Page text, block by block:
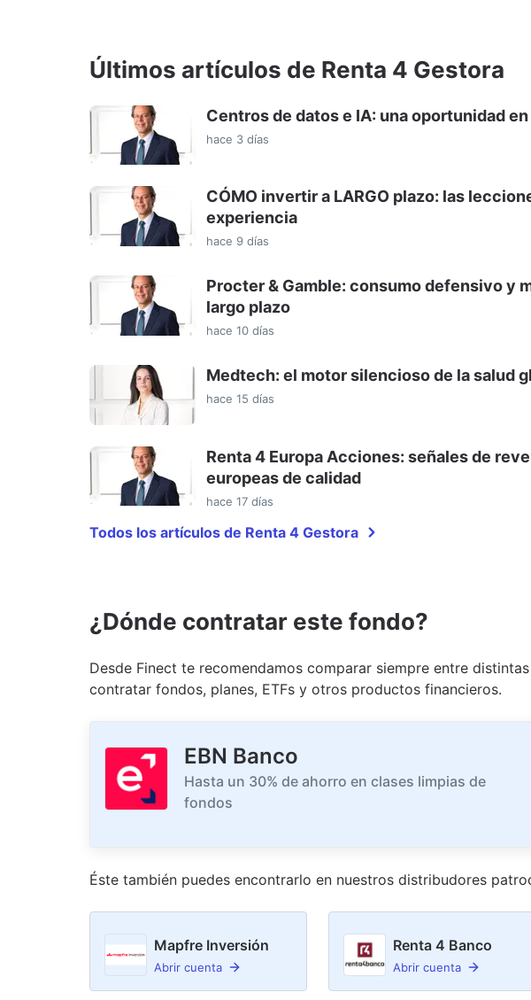
Últimos artículos de Renta 4 Gestora
Centros de datos e IA: una oportunidad
hace 3 días
CÓMO invertir a LARGO plazo: las
experiencia
hace 9 días
Procter & Gamble: consumo defensivo y
largo plazo
hace 10 días
Medtech: el motor silencioso de la salud
hace 15 días
Renta 4 Europa Acciones: señales de
europeas de calidad
hace 17 días
Todos los artículos de Renta 4 Gestora
¿Dónde contratar este fondo?
Desde Finect te recomendamos comparar siempre entre
contratar fondos, planes, ETFs y otros productos financieros.
EBN Banco
Hasta un 30% de ahorro en clases limpias de
fondos
Éste también puedes encontrarlo en nuestros distribudores
Mapfre Inversión
Abrir cuenta
Renta 4 Banco
Abrir cuenta